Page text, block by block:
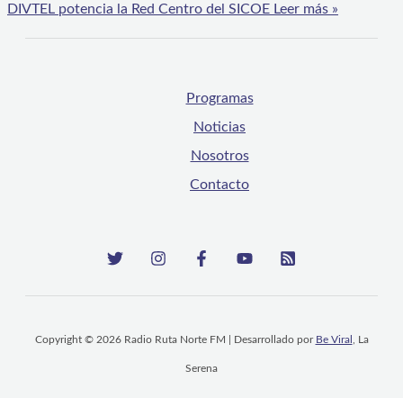
DIVTEL potencia la Red Centro del SICOE Leer más »
Programas
Noticias
Nosotros
Contacto
Copyright © 2026 Radio Ruta Norte FM | Desarrollado por Be Viral , La
Serena